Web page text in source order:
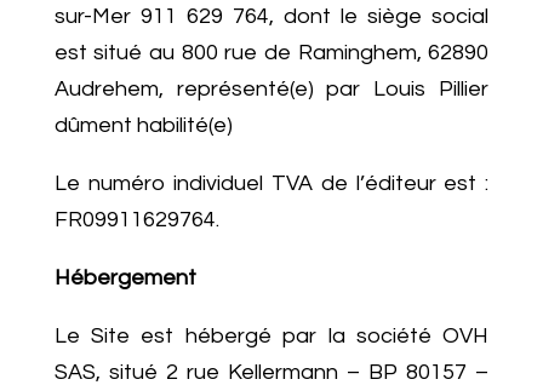
sur-Mer 911 629 764, dont le siège social
est situé au 800 rue de Raminghem, 62890
Audrehem, représenté(e) par Louis Pillier
dûment habilité(e)
Le numéro individuel TVA de l’éditeur est :
FR09911629764.
Hébergement
Le Site est hébergé par la société OVH
SAS, situé 2 rue Kellermann – BP 80157 –